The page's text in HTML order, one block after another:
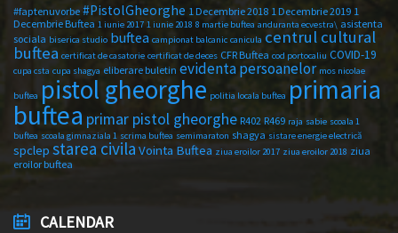
#faptenuvorbe #PistolGheorghe 1 Decembrie 2018 1 Decembrie 2019 1
Decembrie Buftea 1 iunie 2017 1 iunie 2018 8 martie buftea anduranta ecvestra\ asistenta
sociala biserica studio buftea campionat balcanic canicula centrul cultural
buftea certificat de casatorie certificat de deces CFR Buftea cod portocaliu COVID-19
cupa csta cupa shagya eliberare buletin evidenta persoanelor mos nicolae
buftea pistol gheorghe politia locala buftea primaria
buftea primar pistol gheorghe R402 R469 raja sabie scoala 1
buftea scoala gimnaziala 1 scrima buftea semimaraton shagya sistare energie electrică
spclep starea civila Vointa Buftea ziua eroilor 2017 ziua eroilor 2018 ziua
eroilor buftea
CALENDAR